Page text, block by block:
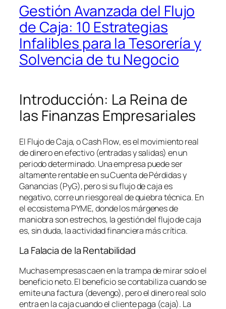
Gestión Avanzada del Flujo
de Caja: 10 Estrategias
Infalibles para la Tesorería y
Solvencia de tu Negocio
Introducción: La Reina de
las Finanzas Empresariales
El Flujo de Caja, oCash Flow, es el movimiento real
de dinero en efectivo (entradas y salidas) en un
periodo determinado. Una empresa puede ser
altamente rentable en su Cuenta de Pérdidas y
Ganancias (PyG), pero si su flujo de caja es
negativo, corre un riesgo real de quiebra técnica. En
el ecosistema PYME, donde los márgenes de
maniobra son estrechos, la gestión del flujo de caja
es, sin duda, la actividad financiera más crítica.
La Falacia de la Rentabilidad
Muchas empresas caen en la trampa de mirar solo el
beneficio neto. El beneficio se contabiliza cuando se
emite una factura (devengo), pero el dinero real solo
entra en la caja cuando el cliente paga (caja). La